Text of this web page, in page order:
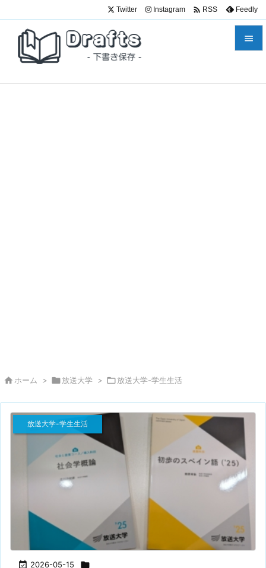

Twitter Instagram  RSS Feedly
 ホーム > 放送大学 > 放送大学-学生生活
 2026-05-15 
放送大学-学生生活